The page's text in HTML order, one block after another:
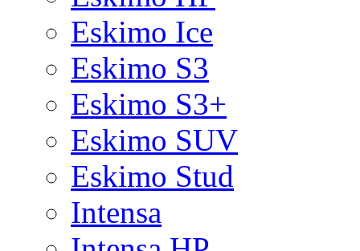
Eskimo Ice
Eskimo S3
Eskimo S3+
Eskimo SUV
Eskimo Stud
Intensa